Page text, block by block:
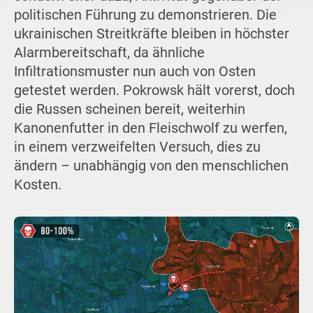
politischen Führung zu demonstrieren. Die
ukrainischen Streitkräfte bleiben in höchster
Alarmbereitschaft, da ähnliche
Infiltrationsmuster nun auch von Osten
getestet werden. Pokrowsk hält vorerst, doch
die Russen scheinen bereit, weiterhin
Kanonenfutter in den Fleischwolf zu werfen,
in einem verzweifelten Versuch, dies zu
ändern – unabhängig von den menschlichen
Kosten.